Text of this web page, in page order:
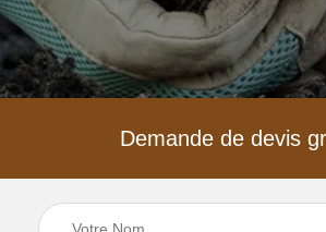
Demande de devis